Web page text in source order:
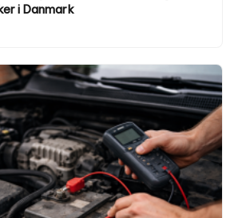
i Danmark